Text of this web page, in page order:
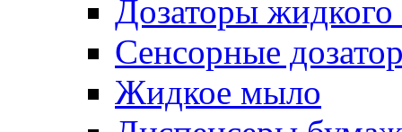
Дозаторы
Сенсорные
Жидкое мыло